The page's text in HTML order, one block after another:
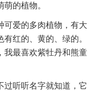
的植物。
可爱的多肉植物，有大
红的、黄的、绿的。
我最喜欢紫牡丹和熊童
过听听名字就知道，它